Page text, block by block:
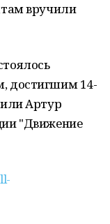
вручили
достигшим 14-
Артур
"Движение